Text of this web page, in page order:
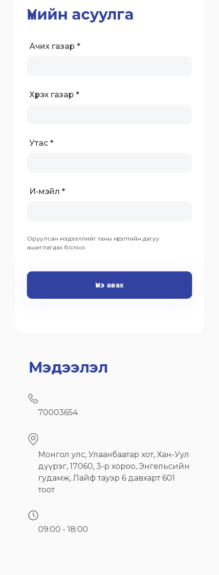
Үнийн асуулга
Ачих газар *
Хүрэх газар *
Утас *
И-мэйл *
Оруулсан мэдээллийг таны хүсэлтийн дагуу
ашиглагдах болно.
Үнэ авах
Мэдээлэл
70003654
Монгол улс, Улаанбаатар хот, Хан-Уул
дүүрэг, 17060, 3-р хороо, Энгельсийн
гудамж, Лайф тауэр 6 давхарт 601
тоот
09:00 - 18:00